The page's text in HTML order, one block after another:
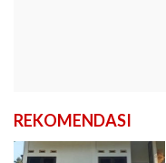
REKOMENDASI